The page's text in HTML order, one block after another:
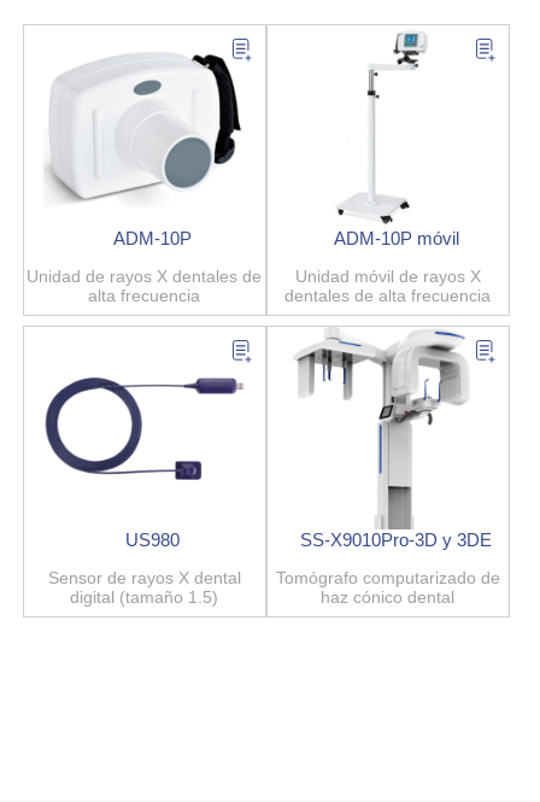
ADM-10P
Unidad de rayos X dentales de
alta frecuencia
ADM-10P móvil
Unidad móvil de rayos X
dentales de alta frecuencia
US980
Sensor de rayos X dental
digital (tamaño 1.5)
SS-X9010Pro-3D y 3DE
Tomógrafo computarizado de
haz cónico dental